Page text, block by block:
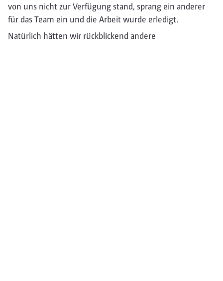
von uns nicht zur Verfügung stand, sprang ein anderer
für das Team ein und die Arbeit wurde erledigt.
Natürlich hätten wir rückblickend andere